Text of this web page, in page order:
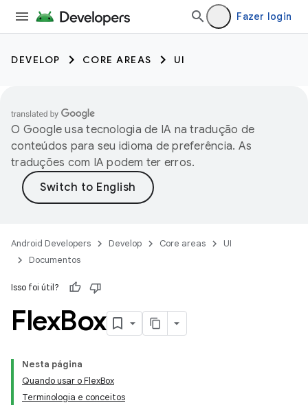
Fazer login
DEVELOP CORE AREAS UI
O Google usa tecnologia de IA na tradução de
conteúdos para seu idioma de preferência. As
traduções com IA podem ter erros.
Android Developers Develop Core areas
UI
Documentos
Isso foi útil?
FlexBox
Nesta página
Quando usar o FlexBox
Terminologia e conceitos